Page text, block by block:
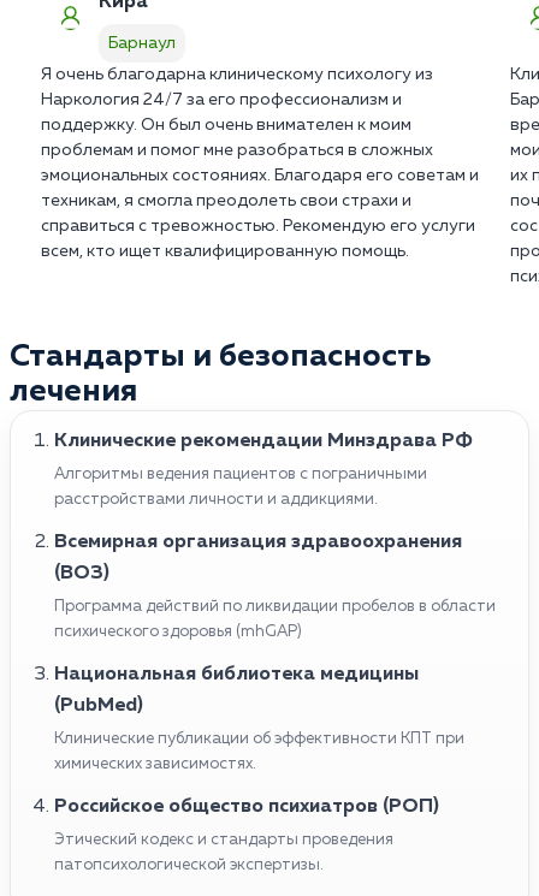
Барнаул
Я очень благодарна клиническому психологу из
Наркология 24/7 за его профессионализм и
поддержку. Он был очень внимателен к моим
проблемам и помог мне разобраться в сложных
эмоциональных состояниях. Благодаря его советам и
техникам, я смогла преодолеть свои страхи и
справиться с тревожностью. Рекомендую его услуги
всем, кто ищет квалифицированную помощь.
их
Стандарты и безопасность
лечения
Клинические рекомендации Минздрава РФ
Алгоритмы ведения пациентов с пограничными
расстройствами личности и аддикциями.
Всемирная организация здравоохранения
(ВОЗ)
Программа действий по ликвидации пробелов в области
психического здоровья (mhGAP)
Национальная библиотека медицины
(PubMed)
Клинические публикации об эффективности КПТ при
химических зависимостях.
Российское общество психиатров (РОП)
Этический кодекс и стандарты проведения
патопсихологической экспертизы.